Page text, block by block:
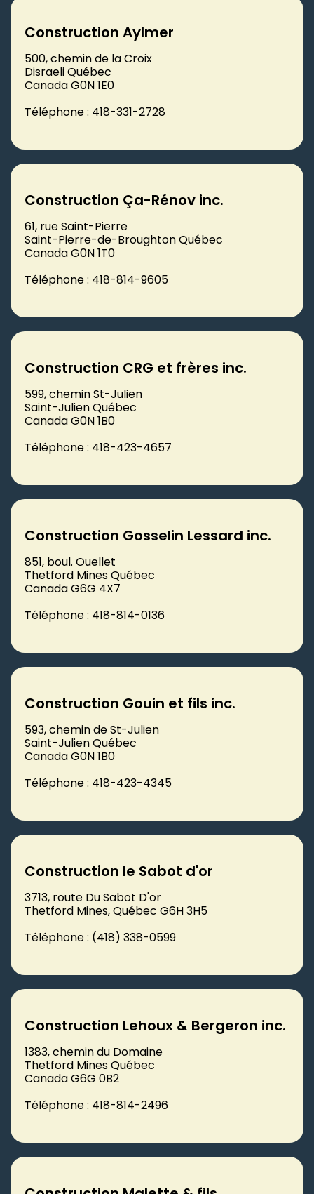
Construction Aylmer
500, chemin de la Croix
Disraeli Québec
Canada G0N 1E0
Téléphone : 418-331-2728
Construction Ça-Rénov inc.
61, rue Saint-Pierre
Saint-Pierre-de-Broughton Québec
Canada G0N 1T0
Téléphone : 418-814-9605
Construction CRG et frères inc.
599, chemin St-Julien
Saint-Julien Québec
Canada G0N 1B0
Téléphone : 418-423-4657
Construction Gosselin Lessard inc.
851, boul. Ouellet
Thetford Mines Québec
Canada G6G 4X7
Téléphone : 418-814-0136
Construction Gouin et fils inc.
593, chemin de St-Julien
Saint-Julien Québec
Canada G0N 1B0
Téléphone : 418-423-4345
Construction le Sabot d'or
3713, route Du Sabot D'or
Thetford Mines, Québec G6H 3H5
Téléphone : (418) 338-0599
Construction Lehoux & Bergeron inc.
1383, chemin du Domaine
Thetford Mines Québec
Canada G6G 0B2
Téléphone : 418-814-2496